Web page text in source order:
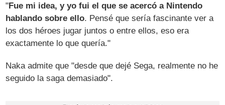
"Fue mi idea, y yo fui el que se acercó a Nintendo
hablando sobre ello. Pensé que sería fascinante ver a
los dos héroes jugar juntos o entre ellos, eso era
exactamente lo que quería."
Naka admite que "desde que dejé Sega, realmente no he
seguido la saga demasiado".